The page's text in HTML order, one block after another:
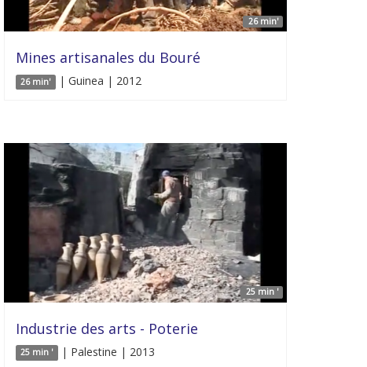
26 min'
Mines artisanales du Bouré
26 min' | Guinea | 2012
25 min '
Industrie des arts - Poterie
25 min ' | Palestine | 2013